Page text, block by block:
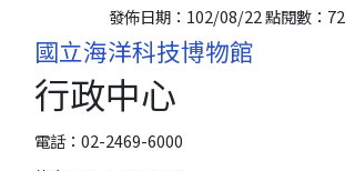
發佈日期：102/08/22 點閱數
國立海洋科技博物館
行政中心
電話：02-2469-6000